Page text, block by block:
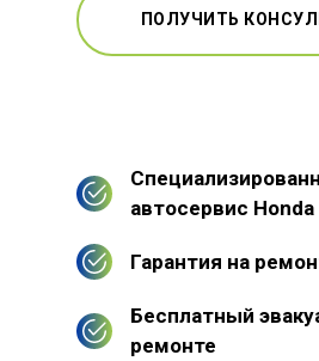
ПОЛУЧИТЬ
автосервис Honda
Гарантия на
Бесплатный
ремонте